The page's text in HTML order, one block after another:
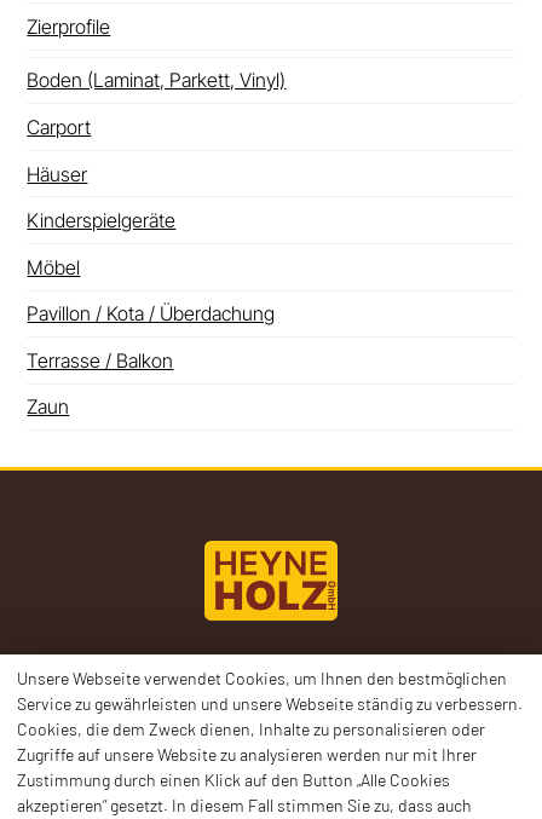
Zierprofile
Boden (Laminat, Parkett, Vinyl)
Carport
Häuser
Kinderspielgeräte
Möbel
Pavillon / Kota / Überdachung
Terrasse / Balkon
Zaun
09337 HOHENSTEIN-ERNSTTHAL
TEL.:03723 42261
INFO@HEYNE-HOLZ.DE
Unsere Webseite verwendet Cookies, um Ihnen den bestmöglichen
Service zu gewährleisten und unsere Webseite ständig zu verbessern.
Cookies, die dem Zweck dienen, Inhalte zu personalisieren oder
Zugriffe auf unsere Website zu analysieren werden nur mit Ihrer
Zustimmung durch einen Klick auf den Button „Alle Cookies
akzeptieren“ gesetzt. In diesem Fall stimmen Sie zu, dass auch